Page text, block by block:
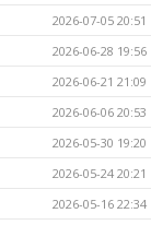
2026-07-05 20:51
2026-06-28 19:56
2026-06-21 21:09
2026-06-06 20:53
2026-05-30 19:20
2026-05-24 20:21
2026-05-16 22:34